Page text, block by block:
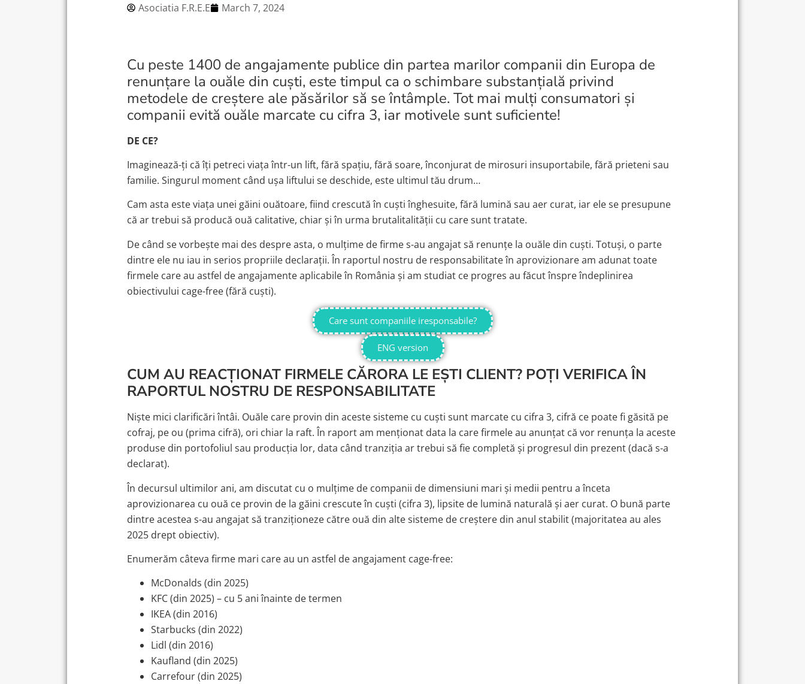
Asociatia F.R.E.E March 7, 2024
Cu peste 1400 de angajamente publice din partea marilor companii din Europa de
renunțare la ouăle din cuști, este timpul ca o schimbare substanțială privind
metodele de creștere ale păsărilor să se întâmple. Tot mai mulți consumatori și
companii evită ouăle marcate cu cifra 3, iar motivele sunt suficiente!
DE CE?
Imaginează-ți că îți petreci viața într-un lift, fără spațiu, fără soare, înconjurat de mirosuri insuportabile, fără prieteni sau
familie. Singurul moment când ușa liftului se deschide, este ultimul tău drum…
Cam asta este viața unei găini ouătoare, fiind crescută în cuști înghesuite, fără lumină sau aer curat, iar ele se presupune
că ar trebui să producă ouă calitative, chiar și în urma brutalitalității cu care sunt tratate.
De când se vorbește mai des despre asta, o mulțime de firme s-au angajat să renunțe la ouăle din cuști. Totuși, o parte
dintre ele nu iau in serios propriile declarații. În raportul nostru de responsabilitate în aprovizionare am adunat toate
firmele care au astfel de angajamente aplicabile în România și am studiat ce progres au făcut înspre îndeplinirea
obiectivului cage-free (fără cuști).
Care sunt companiile iresponsabile?
ENG version
CUM AU REACȚIONAT FIRMELE CĂRORA LE EȘTI CLIENT? POȚI VERIFICA ÎN
RAPORTUL NOSTRU DE RESPONSABILITATE
Niște mici clarificări întâi. Ouăle care provin din aceste sisteme cu cuști sunt marcate cu cifra 3, cifră ce poate fi găsită pe
cofraj, pe ou (prima cifră), ori chiar la raft. În raport am menționat data la care firmele au anunțat că vor renunța la aceste
produse din portofoliul sau producția lor, data când tranziția ar trebui să fie completă și progresul din prezent (dacă s-a
declarat).
În decursul ultimilor ani, am discutat cu o mulțime de companii de dimensiuni mari și medii pentru a înceta
aprovizionarea cu ouă ce provin de la găini crescute în cuști (cifra 3), lipsite de lumină naturală și aer curat. O bună parte
dintre acestea s-au angajat să tranziționeze către ouă din alte sisteme de creștere din anul stabilit (majoritatea au ales
2025 drept obiectiv).
Enumerăm câteva firme mari care au un astfel de angajament cage-free:
McDonalds (din 2025)
KFC (din 2025) – cu 5 ani înainte de termen
IKEA (din 2016)
Starbucks (din 2022)
Lidl (din 2016)
Kaufland (din 2025)
Carrefour (din 2025)